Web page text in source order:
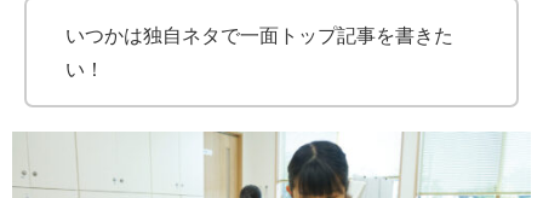
いつかは独自ネタで一面トップ記事を書きた
い！